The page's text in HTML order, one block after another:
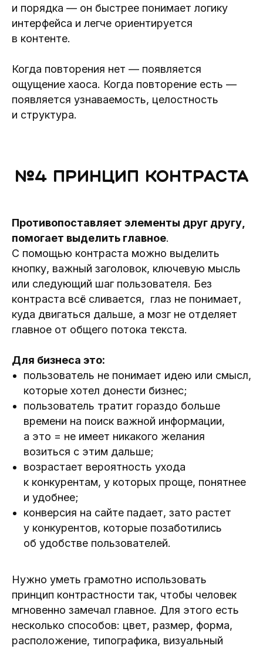
и порядка — он быстрее понимает логику
интерфейса и легче ориентируется
в контенте.
Когда повторения нет — появляется
ощущение хаоса. Когда повторение есть —
появляется узнаваемость, целостность
и структура.
№4 Принцип контраста
Противопоставляет элементы друг другу,
помогает выделить главное.
С помощью контраста можно выделить
кнопку, важный заголовок, ключевую мысль
или следующий шаг пользователя. Без
контраста всё сливается, глаз не понимает,
куда двигаться дальше, а мозг не отделяет
главное от общего потока текста.
Для бизнеса это:
пользователь не понимает идею или смысл,
которые хотел донести бизнес;
пользователь тратит гораздо больше
времени на поиск важной информации,
а это = не имеет никакого желания
возиться с этим дальше;
возрастает вероятность ухода
к конкурентам, у которых проще, понятнее
и удобнее;
конверсия на сайте падает, зато растет
у конкурентов, которые позаботились
об удобстве пользователей.
Нужно уметь грамотно использовать
принцип контрастности так, чтобы человек
мгновенно замечал главное. Для этого есть
несколько способов: цвет, размер, форма,
расположение, типографика, визуальный